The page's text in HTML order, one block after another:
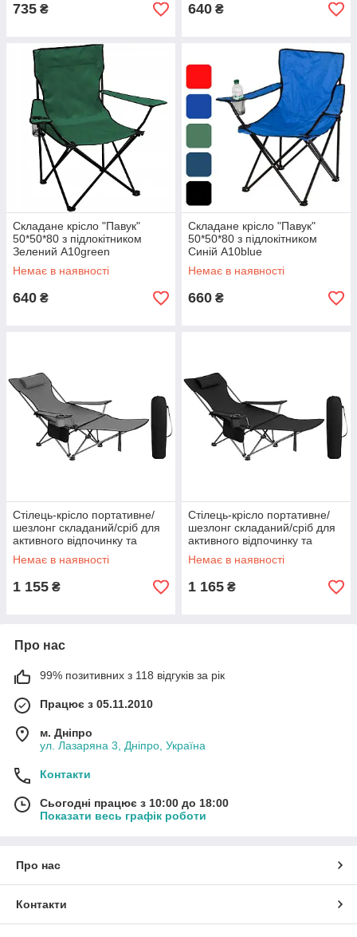
735 ₴ 640 ₴
Складане крісло "Павук"
50*50*80 з підлокітником
Зелений A10green
Немає в наявності
640 ₴
Складане крісло "Павук"
50*50*80 з підлокітником
Синій A10blue
Немає в наявності
660 ₴
Стілець-крісло портативне/
шезлонг складаний/сріб для
активного відпочинку та
риболовлі Сірий MA559grey
Немає в наявності
1 155 ₴
Стілець-крісло портативне/
шезлонг складаний/сріб для
активного відпочинку та
риболовлі Чорний
MA559black
Немає в наявності
1 165 ₴
Про нас
99% позитивних з 118 відгуків за рік
Працює з 05.11.2010
м. Дніпро
ул. Лазаряна 3, Дніпро, Україна
Контакти
Сьогодні працює з 10:00 до 18:00
Показати весь графік роботи
Про нас
Контакти